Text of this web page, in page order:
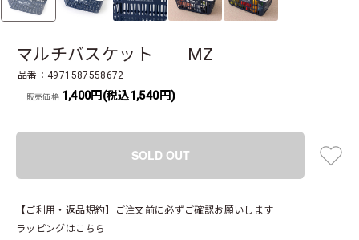
マルチバスケット MZ
品番：4971587558672
販売価格 1,400円(税込1,540円)
SOLD OUT
【ご利用・返品規約】ご注文前に必ずご確認お願いします
ラッピングはこちら